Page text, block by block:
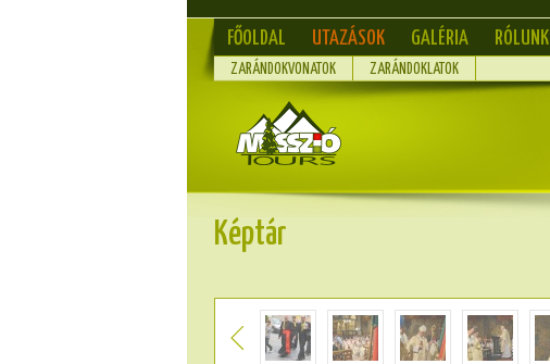
FŐOLDAL UTAZÁSOK GALÉRIA RÓLUNK
ZARÁNDOKVONATOK ZARÁNDOKLATOK
Képtár